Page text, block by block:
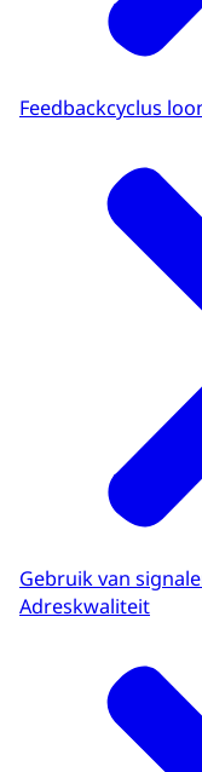
Feedbackcyclus
Gebruik van
Adreskwaliteit